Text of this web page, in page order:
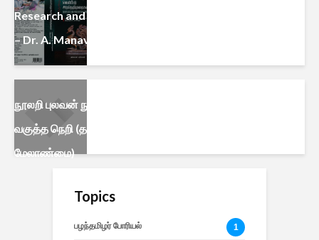
Research and Publication Ethics
– Dr. A. Manavazhahan
நூலறி புலவன் நுண்ணிதின் கயிறிட்டு
வகுத்த நெறி (தமிழர் கட்டடக்கலை
மேலாண்மை)
Topics
பழந்தமிழர் போரியல் 1